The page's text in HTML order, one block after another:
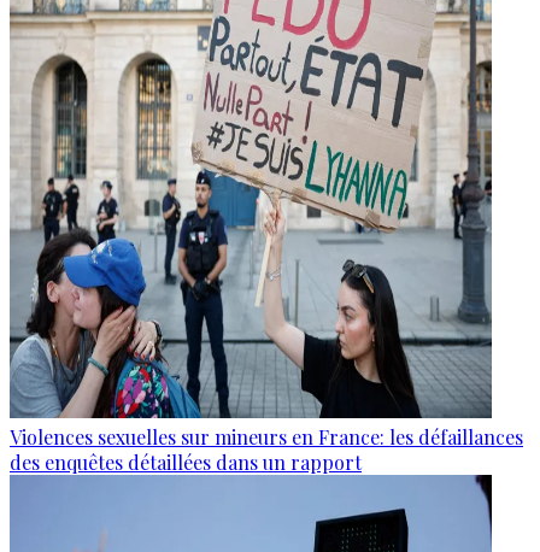
Violences sexuelles sur mineurs en France: les défaillances
des enquêtes détaillées dans un rapport